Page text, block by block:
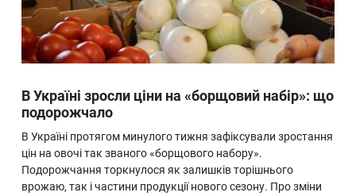
ТехноНаука
Людина
Ukraine
Про нас
В Україні зросли ціни на «борщовий набір»: що
подорожчало
В Україні протягом минулого тижня зафіксували зростання
цін на овочі так званого «борщового набору».
Подорожчання торкнулося як залишків торішнього
врожаю, так і частини продукції нового сезону. Про зміни